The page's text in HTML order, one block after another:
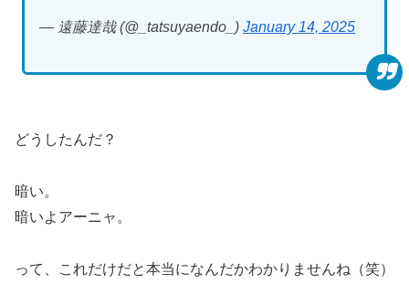
— 遠藤達哉 (@_tatsuyaendo_) January 14, 2025
どうしたんだ？
暗い。
暗いよアーニャ。
って、これだけだと本当になんだかわかりませんね（笑）